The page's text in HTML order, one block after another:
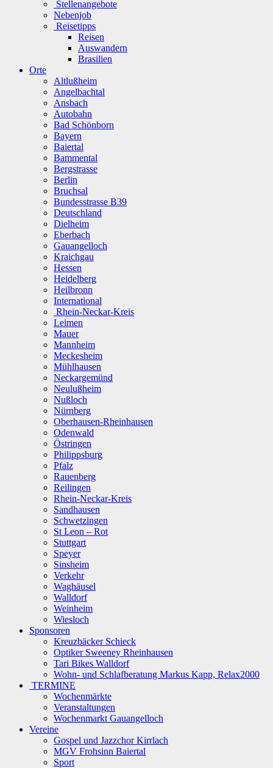
Stellenangebote
Nebenjob
Reisetipps
Reisen
Auswandern
Brasilien
Orte
Altlußheim
Angelbachtal
Ansbach
Autobahn
Bad Schönborn
Bayern
Baiertal
Bammental
Bergstrasse
Berlin
Bruchsal
Bundesstrasse B39
Deutschland
Dielheim
Eberbach
Gauangelloch
Kraichgau
Hessen
Heidelberg
Heilbronn
International
Rhein-Neckar-Kreis
Leimen
Mauer
Mannheim
Meckesheim
Mühlhausen
Neckargemünd
Neulußheim
Nußloch
Nürnberg
Oberhausen-Rheinhausen
Odenwald
Östringen
Philippsburg
Pfalz
Rauenberg
Reilingen
Rhein-Neckar-Kreis
Sandhausen
Schwetzingen
St Leon – Rot
Stuttgart
Speyer
Sinsheim
Verkehr
Waghäusel
Walldorf
Weinheim
Wiesloch
Sponsoren
Kreuzbäcker Schieck
Optiker Sweeney Rheinhausen
Tari Bikes Walldorf
Wohn- und Schlafberatung Markus Kapp, Relax2000
TERMINE
Wochenmärkte
Veranstaltungen
Wochenmarkt Gauangelloch
Vereine
Gospel und Jazzchor Kirrlach
MGV Frohsinn Baiertal
Sport